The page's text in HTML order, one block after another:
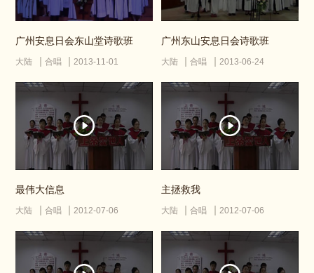
广州安息日会东山堂诗歌班
大陆 合唱 2013-11-01
广州东山安息日会诗歌班
大陆 合唱 2013-06-24
最伟大信息
大陆 合唱 2012-07-06
主拯救我
大陆 合唱 2012-07-06